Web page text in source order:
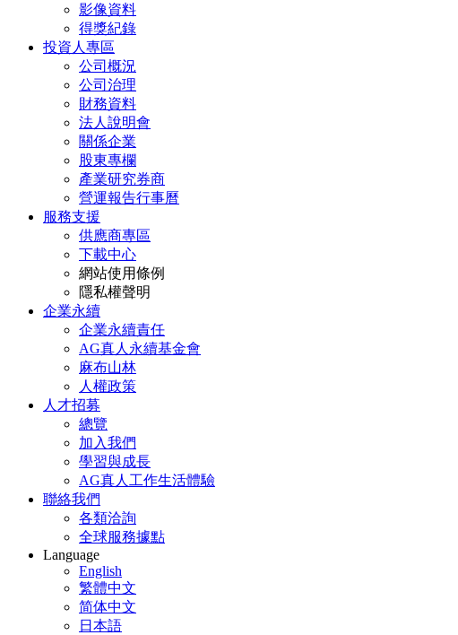
影像資料
得獎紀錄
投資人專區
公司概況
公司治理
財務資料
法人說明會
關係企業
股東專欄
產業研究券商
營運報告行事曆
服務支援
供應商專區
下載中心
網站使用條例
隱私權聲明
企業永續
企業永續責任
AG真人永續基金會
麻布山林
人權政策
人才招募
總覽
加入我們
學習與成長
AG真人工作生活體驗
聯絡我們
各類洽詢
全球服務據點
Language
English
繁體中文
简体中文
日本語